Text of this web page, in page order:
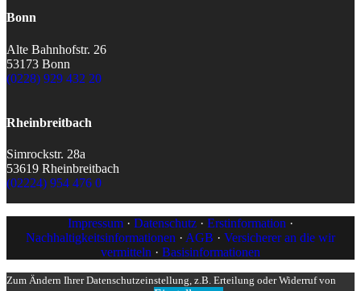
Bonn
Alte Bahnhofstr. 26
53173 Bonn
(0228) 929 432 20
Rheinbreitbach
Simrockstr. 28a
53619 Rheinbreitbach
(02224) 954 476 0
Impressum · Datenschutz · Erstinformation ·
Nachhaltigkeitsinformationen · AGB · Versicherer an die wir
vermitteln · Basisinformationen
Zum Ändern Ihrer Datenschutzeinstellung, z.B. Erteilung oder Widerruf von